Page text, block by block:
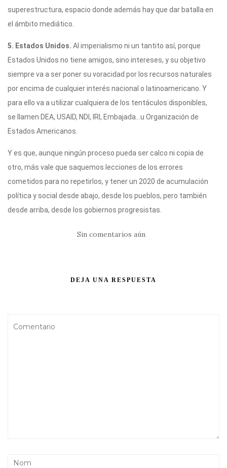
superestructura, espacio donde además hay que dar batalla en
el ámbito mediático.
5. Estados Unidos. Al imperialismo ni un tantito así, porque
Estados Unidos no tiene amigos, sino intereses, y su objetivo
siempre va a ser poner su voracidad por los recursos naturales
por encima de cualquier interés nacional o latinoamericano. Y
para ello va a utilizar cualquiera de los tentáculos disponibles,
se llamen DEA, USAID, NDI, IRI, Embajada…u Organización de
Estados Americanos.
Y es que, aunque ningún proceso pueda ser calco ni copia de
otro, más vale que saquemos lecciones de los errores
cometidos para no repetirlos, y tener un 2020 de acumulación
política y social desde abajo, desde los pueblos, pero también
desde arriba, desde los gobiernos progresistas.
Sin comentarios aún
DEJA UNA RESPUESTA